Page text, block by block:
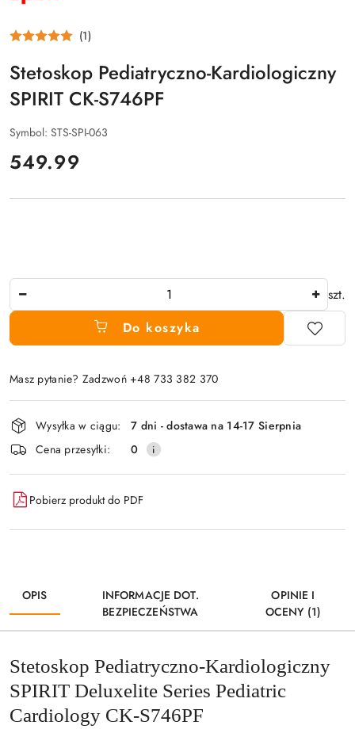
(1)
Stetoskop Pediatryczno-Kardiologiczny
SPIRIT CK-S746PF
Symbol: STS-SPI-063
cena:
549.99
szt.
Do koszyka
Masz pytanie? Zadzwoń +48 733 382 370
Dostępność
i
dostawa
Wysyłka w ciągu:
7 dni - dostawa na 14-17 Sierpnia
Cena przesyłki:
0
Pobierz produkt do PDF
OPIS
INFORMACJE DOT.
BEZPIECZEŃSTWA
OPINIE I
OCENY (1)
Stetoskop Pediatryczno-Kardiologiczny
SPIRIT Deluxelite Series Pediatric
Cardiology CK-S746PF